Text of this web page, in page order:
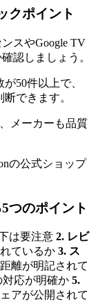
クポイント
スやGoogle TV
認しましょう。
50件以上で、
できます。
メーカーも品質
の公式ショップ
つのポイント
は要注意 2. レビ
ているか 3. ス
離が明記されて
応が明確か 5.
アが公開されて